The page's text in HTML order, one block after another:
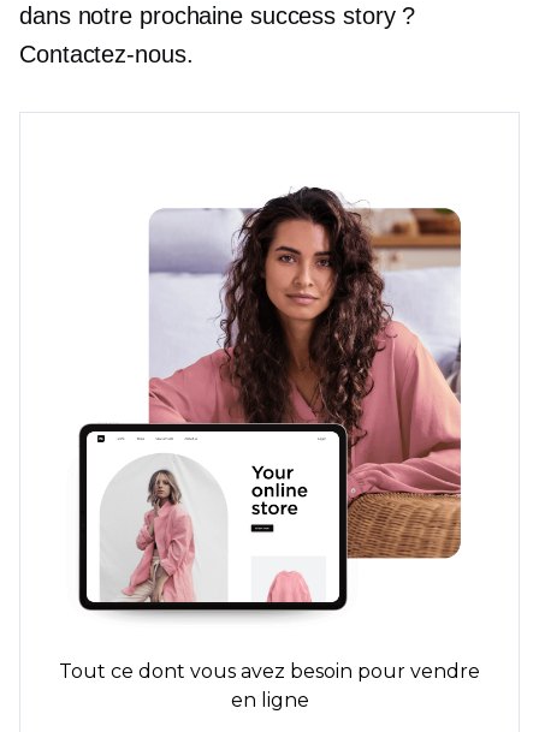
dans notre prochaine success story ?
Contactez-nous.
Tout ce dont vous avez besoin pour vendre
en ligne